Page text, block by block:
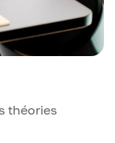
théories